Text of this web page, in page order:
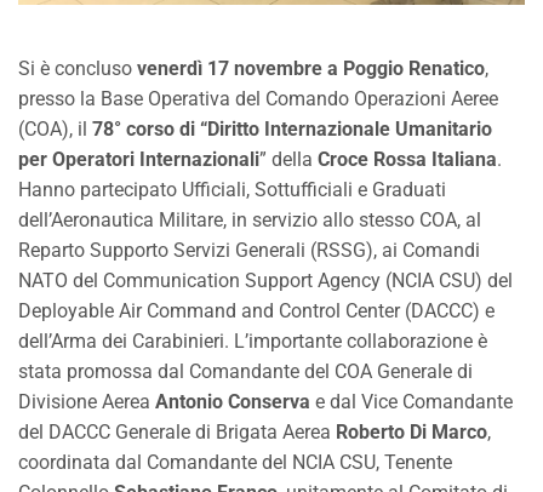
Si è concluso venerdì 17 novembre a Poggio Renatico,
presso la Base Operativa del Comando Operazioni Aeree
(COA), il 78° corso di “Diritto Internazionale Umanitario
per Operatori Internazionali” della Croce Rossa Italiana.
Hanno partecipato Ufficiali, Sottufficiali e Graduati
dell’Aeronautica Militare, in servizio allo stesso COA, al
Reparto Supporto Servizi Generali (RSSG), ai Comandi
NATO del Communication Support Agency (NCIA CSU) del
Deployable Air Command and Control Center (DACCC) e
dell’Arma dei Carabinieri. L’importante collaborazione è
stata promossa dal Comandante del COA Generale di
Divisione Aerea Antonio Conserva e dal Vice Comandante
del DACCC Generale di Brigata Aerea Roberto Di Marco,
coordinata dal Comandante del NCIA CSU, Tenente